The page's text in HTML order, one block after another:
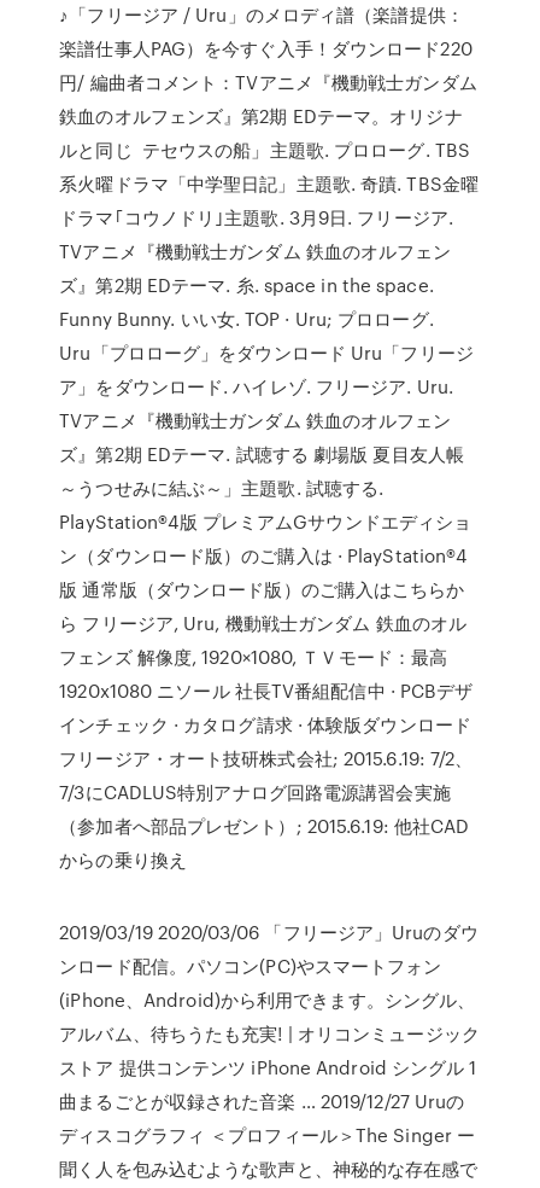
♪「フリージア / Uru」のメロディ譜（楽譜提供：
楽譜仕事人PAG）を今すぐ入手！ダウンロード220
円/ 編曲者コメント：TVアニメ『機動戦士ガンダム
鉄血のオルフェンズ』第2期 EDテーマ。オリジナ
ルと同じ テセウスの船」主題歌. プロローグ. TBS
系火曜ドラマ「中学聖日記」主題歌. 奇蹟. TBS金曜
ドラマ｢コウノドリ｣主題歌. 3月9日. フリージア.
TVアニメ『機動戦士ガンダム 鉄血のオルフェン
ズ』第2期 EDテーマ. 糸. space in the space.
Funny Bunny. いい女. TOP · Uru; プロローグ.
Uru「プロローグ」をダウンロード Uru「フリージ
ア」をダウンロード. ハイレゾ. フリージア. Uru.
TVアニメ『機動戦士ガンダム 鉄血のオルフェン
ズ』第2期 EDテーマ. 試聴する 劇場版 夏目友人帳
～うつせみに結ぶ～」主題歌. 試聴する.
PlayStation®4版 プレミアムGサウンドエディショ
ン（ダウンロード版）のご購入は · PlayStation®4
版 通常版（ダウンロード版）のご購入はこちらか
ら フリージア, Uru, 機動戦士ガンダム 鉄血のオル
フェンズ 解像度, 1920×1080, ＴＶモード：最高
1920x1080 ニソール 社長TV番組配信中 · PCBデザ
インチェック · カタログ請求 · 体験版ダウンロード
フリージア・オート技研株式会社; 2015.6.19: 7/2、
7/3にCADLUS特別アナログ回路電源講習会実施
（参加者へ部品プレゼント）; 2015.6.19: 他社CAD
からの乗り換え
2019/03/19 2020/03/06 「フリージア」Uruのダウ
ンロード配信。パソコン(PC)やスマートフォン
(iPhone、Android)から利用できます。シングル、
アルバム、待ちうたも充実! | オリコンミュージック
ストア 提供コンテンツ iPhone Android シングル 1
曲まるごとが収録された音楽 … 2019/12/27 Uruの
ディスコグラフィ ＜プロフィール＞The Singer ー
聞く人を包み込むような歌声と、神秘的な存在感で